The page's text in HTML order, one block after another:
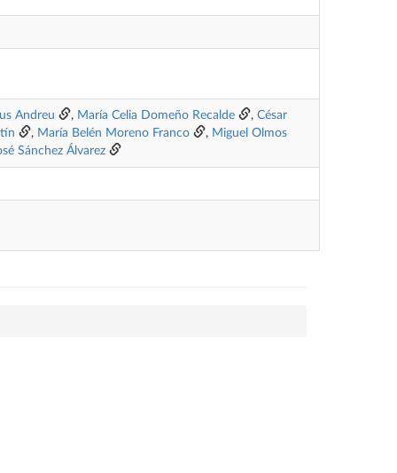
Andreu , María Celia Domeño Recalde , César
, María Belén Moreno Franco , Miguel Olmos
Sánchez Álvarez